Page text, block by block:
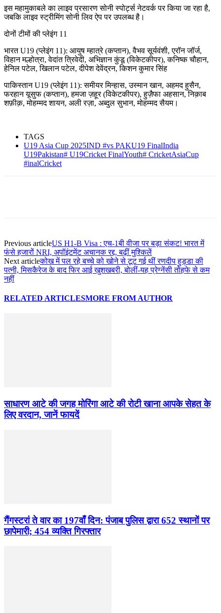
इस महामुकाबले का लाइव प्रसारण सोनी स्पोर्ट्स नेटवर्क पर किया जा रहा है,
जबकि लाइव स्ट्रीमिंग सोनी लिव ऐप पर उपलब्ध है।
दोनों टीमों की प्लेइंग 11
भारत U19 (प्लेइंग 11): आयुष म्हात्रे (कप्तान), वैभव सूर्यवंशी, एरॉन जॉर्ज,
विहान मल्होत्रा, वेदांत त्रिवेदी, अभिज्ञान कुंडू (विकेटकीपर), कनिष्क चौहान,
हेनिल पटेल, खिलान पटेल, दीपेश देवेंद्रन, किशन कुमार सिंह
पाकिस्तान U19 (प्लेइंग 11): समीयर मिन्हास, उस्मान खान, अहमद हुसैन,
फरहान यूसुफ (कप्तान), हमजा ज़हूर (विकेटकीपर), हुज़ैफा अहसान, निक़ाब
शफ़ीक़, मोहम्मद शायन, अली रज़ा, अब्दुल सुभान, मोहम्मद सैयम।
TAGS
U19 Asia Cup 2025IND #vs PAKU19 FinalIndia
U19Pakistan# U19Cricket FinalYouth# CricketAsiaCup
#inalCricket
Previous articleUS H1-B Visa : एच-1बी वीजा पर बड़ा संकट! भारत में
फंसे हजारों NRI, अपॉइंटमेंट अचानक रद्द, बढ़ीं मुश्किलें
Next articleकोख में पल रहे बच्चे को खोने से टूट गई थीं रणदीप हुड्डा की
पत्नी, मिसकैरेज के बाद फिर आई खुशखबरी, बोलीं-यह प्रेग्नेंसी तोहफे से कम
नहीं
RELATED ARTICLESMORE FROM AUTHOR
साधारण आटे की जगह मोरिंगा आटे की रोटी खाना आपके सेहत के
लिए वरदान, जानें फायदें
गैंगस्टरां ते वार का 197वाँ दिन: पंजाब पुलिस द्वारा 652 स्थानों पर
छापेमारी; 454 व्यक्ति गिरफ्तार